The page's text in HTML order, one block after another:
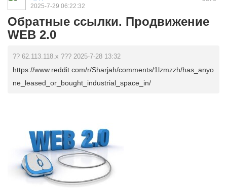
2025-7-29 06:22:32
Обратные ссылки. Продвижение
WEB 2.0
?? 62.113.118.x ??? 2025-7-28 13:32
https://www.reddit.com/r/Sharjah/comments/1lzmzzh/has_anyo
ne_leased_or_bought_industrial_space_in/